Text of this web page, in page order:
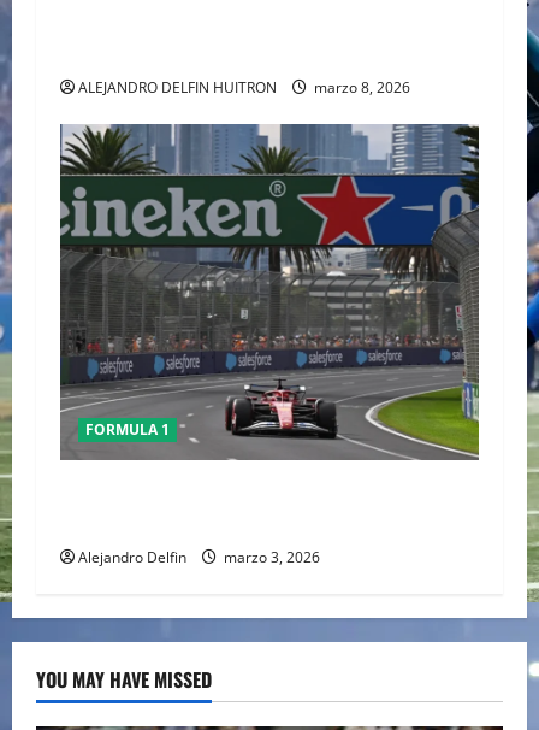
ALEJANDRO DELFIN HUITRON marzo 8, 2026
FORMULA 1
Alejandro Delfin marzo 3, 2026
YOU MAY HAVE MISSED